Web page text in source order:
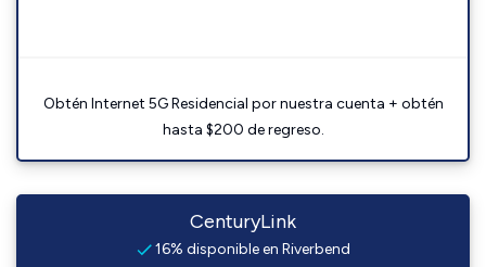
Obtén Internet 5G Residencial por nuestra cuenta + obtén
hasta $200 de regreso.
CenturyLink
16% disponible en Riverbend